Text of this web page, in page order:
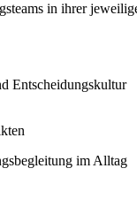
in ihrer
Entscheidungskultur
im Alltag